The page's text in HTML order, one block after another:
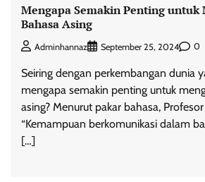
Mengapa Semakin Penting untuk
Bahasa Asing
Adminhannaz September 25, 2024 0
Seiring dengan perkembangan dunia
mengapa semakin penting untuk
asing? Menurut pakar bahasa,
“Kemampuan berkomunikasi dalam
[…]